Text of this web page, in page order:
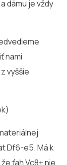
dámu je vždy
nami
z vyššie
Df6-e5. Má k
ťah Vc8+ nie